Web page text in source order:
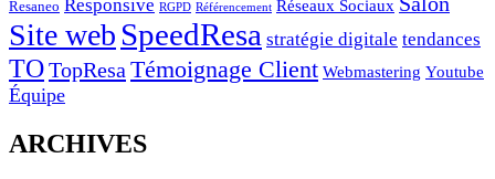
Resaneo Responsive RGPD Référencement Réseaux Sociaux
Site web SpeedResa stratégie digitale tendances
TOTopResa Témoignage Client Webmastering Youtube
Équipe
ARCHIVES